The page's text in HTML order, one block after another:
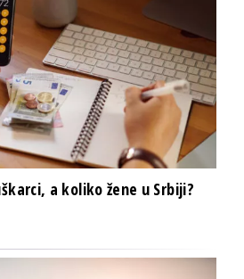
a koliko žene u Srbiji?